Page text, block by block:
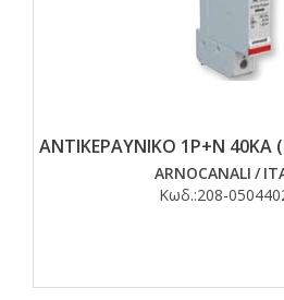
ΑΝΤΙΚΕΡΑΥΝΙΚΟ 1Ρ+Ν 40ΚΑ
ARNOCANALI /
Κωδ.:208-